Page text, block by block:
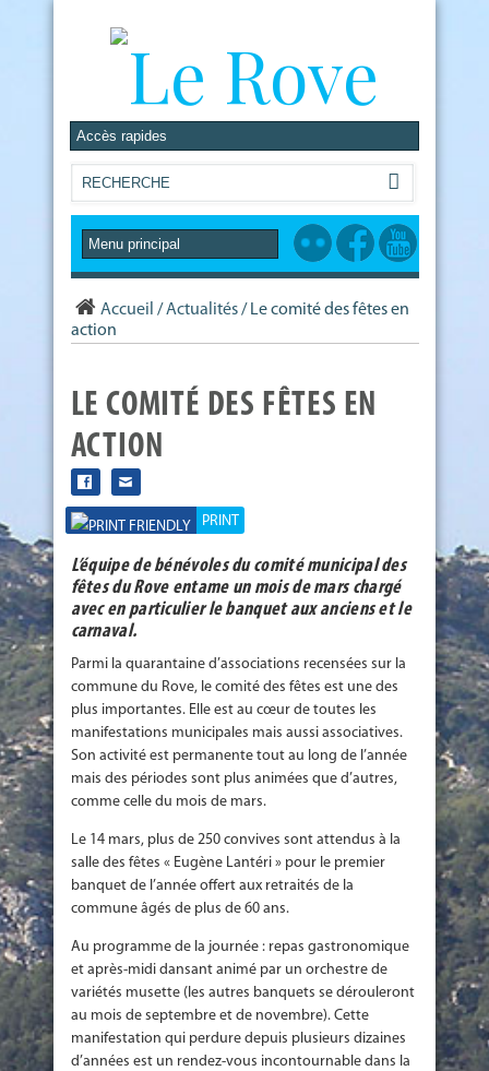
Accueil /Actualités/ Le comité des fêtes en
action
LE COMITÉ DES FÊTES EN
ACTION
PRINT
L’équipe de bénévoles du comité municipal des
fêtes du Rove entame un mois de mars chargé
avec en particulier le banquet aux anciens et le
carnaval.
Parmi la quarantaine d’associations recensées sur la
commune du Rove, le comité des fêtes est une des
plus importantes. Elle est au cœur de toutes les
manifestations municipales mais aussi associatives.
Son activité est permanente tout au long de l’année
mais des périodes sont plus animées que d’autres,
comme celle du mois de mars.
Le 14 mars, plus de 250 convives sont attendus à la
salle des fêtes « Eugène Lantéri » pour le premier
banquet de l’année offert aux retraités de la
commune âgés de plus de 60 ans.
Au programme de la journée : repas gastronomique
et après-midi dansant animé par un orchestre de
variétés musette (les autres banquets se dérouleront
au mois de septembre et de novembre). Cette
manifestation qui perdure depuis plusieurs dizaines
d’années est un rendez-vous incontournable dans la